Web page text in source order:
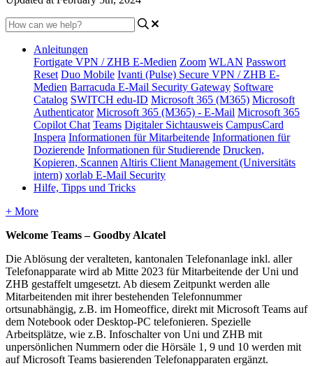
Anleitungen
Fortigate VPN / ZHB E-Medien Zoom WLAN Passwort
Reset Duo Mobile Ivanti (Pulse) Secure VPN / ZHB E-
Medien Barracuda E-Mail Security Gateway Software
Catalog SWITCH edu-ID Microsoft 365 (M365) Microsoft
Authenticator Microsoft 365 (M365) - E-Mail Microsoft 365
Copilot Chat Teams Digitaler Sichtausweis CampusCard
Inspera Informationen für Mitarbeitende Informationen für
Dozierende Informationen für Studierende Drucken,
Kopieren, Scannen Altiris Client Management (Universitäts
intern) xorlab E-Mail Security
Hilfe, Tipps und Tricks
+ More
Welcome Teams – Goodby Alcatel
Die Ablösung der veralteten, kantonalen Telefonanlage inkl. aller
Telefonapparate wird ab Mitte 2023 für Mitarbeitende der Uni und
ZHB gestaffelt umgesetzt. Ab diesem Zeitpunkt werden alle
Mitarbeitenden mit ihrer bestehenden Telefonnummer
ortsunabhängig, z.B. im Homeoffice, direkt mit Microsoft Teams auf
dem Notebook oder Desktop-PC telefonieren. Spezielle
Arbeitsplätze, wie z.B. Infoschalter von Uni und ZHB mit
unpersönlichen Nummern oder die Hörsäle 1, 9 und 10 werden mit
auf Microsoft Teams basierenden Telefonapparaten ergänzt.